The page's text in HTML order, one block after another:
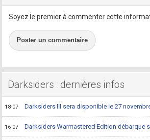
Soyez le premier à commenter cette
Poster un commentaire
Darksiders : dernières infos
18-07 Darksiders III sera disponible le 27
16-07 Darksiders Warmastered Edition débarque